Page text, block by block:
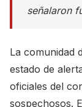
señalaron
La comunidad
estado de
oficiales del
sospechosos.